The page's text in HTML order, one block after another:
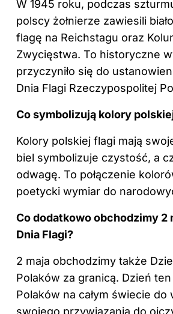
W 1945 roku, podczas
polscy żołnierze zawiesili
flagę na Reichstagu oraz
Zwycięstwa. To historyczne
przyczyniło się do
Dnia Flagi Rzeczypospolitej
Co symbolizują kolory
Kolory polskiej flagi mają
biel symbolizuje czystość, a
odwagę. To połączenie
poetycki wymiar do
Co dodatkowo obchodzimy 2
Dnia Flagi?
2 maja obchodzimy także
Polaków za granicą. Dzień
Polaków na całym świecie do
swojego przywiązania do